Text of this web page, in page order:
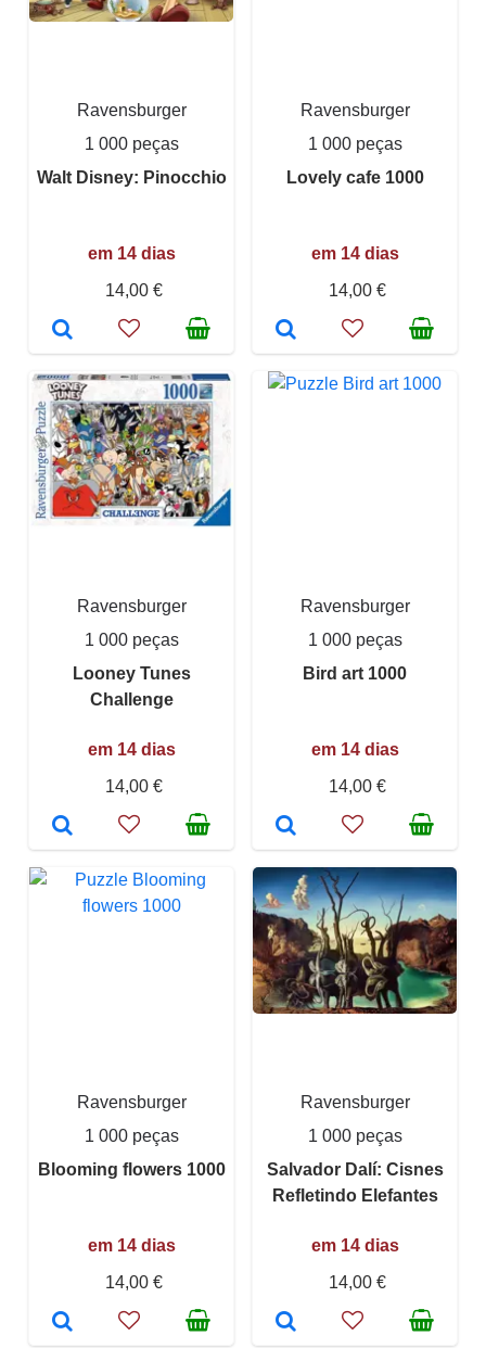
Ravensburger
1 000 peças
Walt Disney: Pinocchio
em 14 dias
14,00 €
Ravensburger
1 000 peças
Lovely cafe 1000
em 14 dias
14,00 €
Ravensburger
1 000 peças
Looney Tunes
Challenge
em 14 dias
14,00 €
Ravensburger
1 000 peças
Bird art 1000
em 14 dias
14,00 €
Ravensburger
1 000 peças
Blooming flowers 1000
em 14 dias
14,00 €
Ravensburger
1 000 peças
Salvador Dalí: Cisnes
Refletindo Elefantes
em 14 dias
14,00 €